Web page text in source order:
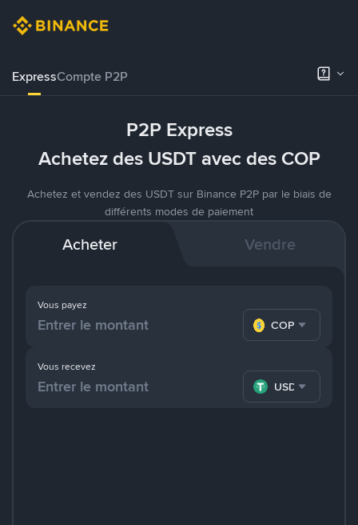
ExpressCompte P2P
P2P Express
Achetez des USDT avec des COP
Achetez et vendez des USDT sur Binance P2P par le biais de
différents modes de paiement
Acheter Vendre
Vous payez
COP
Vous recevez
USDT